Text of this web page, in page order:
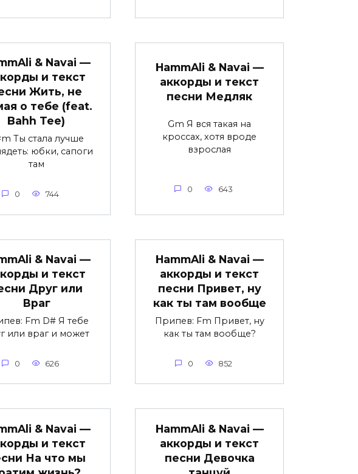
& Navai —
и текст
Жить, не
о тебе (feat.
Bahh Tee)
Ты стала лучше
юбки, сапоги
там
0 744
HammAli & Navai —
аккорды и текст
песни Медляк
Gm Я вся такая на
кроссах, хотя вроде
взрослая
0 643
& Navai —
и текст
Друг или
Враг
Fm D# Я тебе
или враг и может
0 626
HammAli & Navai —
аккорды и текст
песни Привет, ну
как ты там вообще
Припев: Fm Привет, ну
как ты там вообще?
0 852
& Navai —
и текст
На что мы
HammAli & Navai —
аккорды и текст
песни Девочка